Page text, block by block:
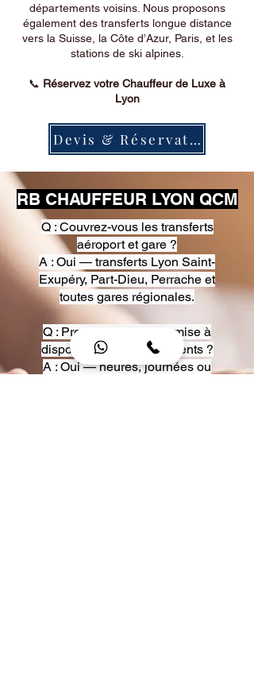
départements voisins. Nous proposons
également des transferts longue distance
vers la Suisse, la Côte d’Azur, Paris, et les
stations de ski alpines.
📞 Réservez votre Chauffeur de Luxe à
Lyon
Devis & Réservation
RB CHAUFFEUR LYON QCM
Q : Couvrez-vous les transferts
aéroport et gare ?
A : Oui — transferts Lyon Saint-
Exupéry, Part-Dieu, Perrache et
toutes gares régionales.
Q : Proposez-vous une mise à
disposition pour événements ?
A : Oui — heures, journées ou